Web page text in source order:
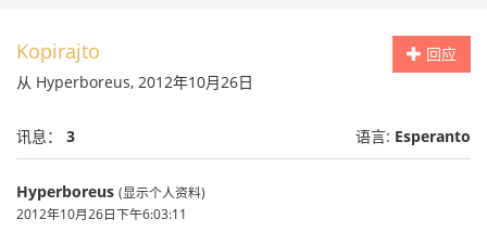
回应
Kopirajto
从 Hyperboreus, 2012年10月26日
讯息： 3 语言: Esperanto
Hyperboreus (显示个人资料)
2012年10月26日下午6:03:11